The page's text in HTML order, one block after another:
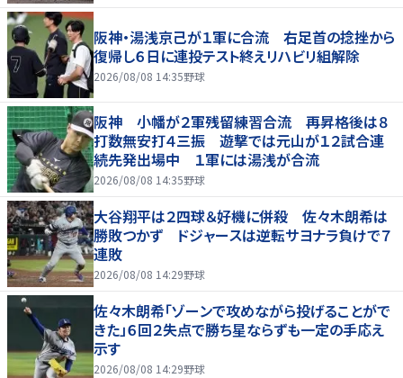
阪神・湯浅京己が１軍に合流 右足首の捻挫から
復帰し６日に連投テスト終えリハビリ組解除
2026/08/08 14:35野球
阪神 小幡が２軍残留練習合流 再昇格後は８
打数無安打４三振 遊撃では元山が１２試合連
続先発出場中 １軍には湯浅が合流
2026/08/08 14:35野球
大谷翔平は２四球＆好機に併殺 佐々木朗希は
勝敗つかず ドジャースは逆転サヨナラ負けで７
連敗
2026/08/08 14:29野球
佐々木朗希「ゾーンで攻めながら投げることがで
きた」６回２失点で勝ち星ならずも一定の手応え
示す
2026/08/08 14:29野球